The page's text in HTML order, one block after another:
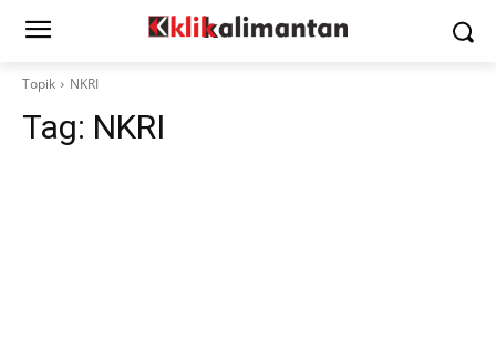
Topik NKRI
Tag: NKRI